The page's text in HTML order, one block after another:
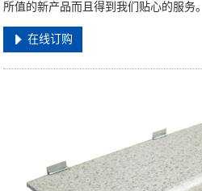
所值的新产品而且得到我们贴心的服务。
在线订购